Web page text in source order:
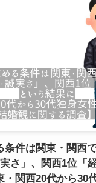
条件は関東・関西
さ」、関西1位「
・関西20代から30